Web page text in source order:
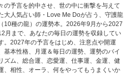
の予言を的中させ、世の中に衝撃を与えて
大人気占い師・Love Me Doが占う、守護龍
10種の龍）の運勢本。2026年9月から2027
月まで、あなたの毎日の運勢を収録してい
。2027年の予言をはじめ、注意点や開運
基本性格、月運＆毎日の運勢、運勢のバイ
ズム、総合運、恋愛運、仕事運、金運、健
、相性、オーラ、何をやってもうまくいか